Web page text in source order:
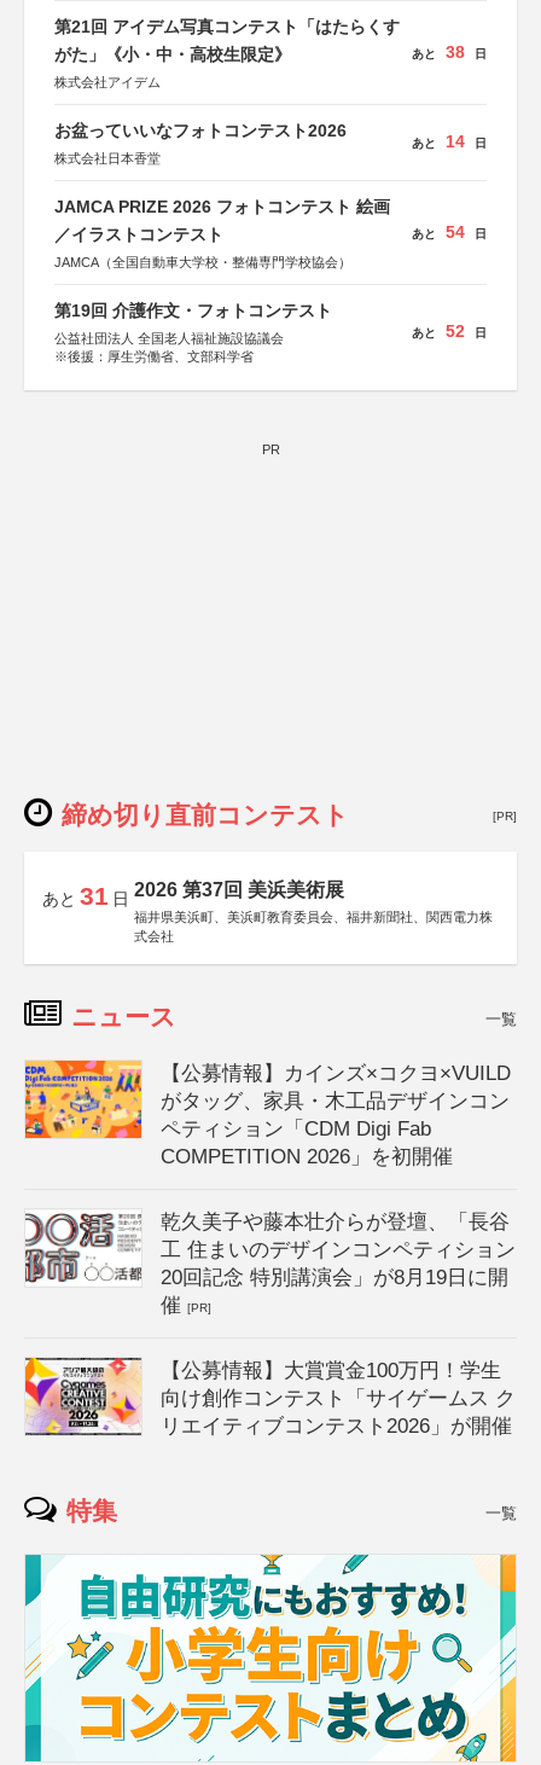
第21回 アイデム写真コンテスト「はたらくす
がた」《小・中・高校生限定》
株式会社アイデム
あと 38 日
お盆っていいなフォトコンテスト2026
株式会社日本香堂
あと 14 日
JAMCA PRIZE 2026 フォトコンテスト 絵画
／イラストコンテスト
JAMCA（全国自動車大学校・整備専門学校協会）
あと 54 日
第19回 介護作文・フォトコンテスト
公益社団法人 全国老人福祉施設協議会
※後援：厚生労働省、文部科学省
あと 52 日
PR
締め切り直前コンテスト [PR]
あと 31 日 2026 第37回 美浜美術展
福井県美浜町、美浜町教育委員会、福井新聞社、関西電力株
式会社
ニュース 一覧
【公募情報】カインズ×コクヨ×VUILD
がタッグ、家具・木工品デザインコン
ペティション「CDM Digi Fab
COMPETITION 2026」を初開催
乾久美子や藤本壮介らが登壇、「長谷
工 住まいのデザインコンペティション
20回記念 特別講演会」が8月19日に開
催[PR]
【公募情報】大賞賞金100万円！学生
向け創作コンテスト「サイゲームス ク
リエイティブコンテスト2026」が開催
特集 一覧